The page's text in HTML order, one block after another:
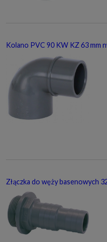
Kolano PVC 90 KW KZ 63 mm
Złączka do węży basenowych